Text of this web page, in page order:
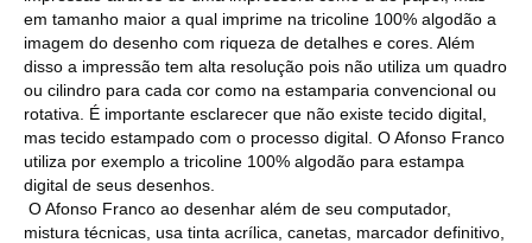
em tamanho maior a qual imprime na tricoline 100% algodão a
imagem do desenho com riqueza de detalhes e cores. Além
disso a impressão tem alta resolução pois não utiliza um quadro
ou cilindro para cada cor como na estamparia convencional ou
rotativa. É importante esclarecer que não existe tecido digital,
mas tecido estampado com o processo digital. O Afonso Franco
utiliza por exemplo a tricoline 100% algodão para estampa
digital de seus desenhos.
O Afonso Franco ao desenhar além de seu computador,
mistura técnicas, usa tinta acrílica, canetas, marcador definitivo,